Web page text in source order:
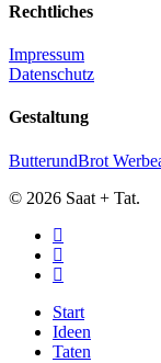
Rechtliches
Impressum
Datenschutz
Gestaltung
ButterundBrot
© 2026 Saat + Tat.
twitter
facebook
instagram
Close
Menu
Start
Ideen
Taten